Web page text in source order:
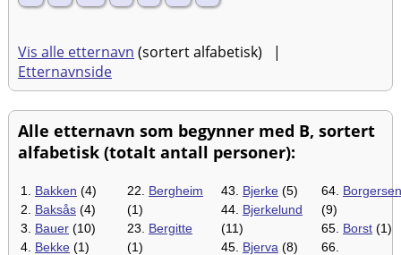
Vis alle etternavn (sortert alfabetisk) |
Etternavnside
Alle etternavn som begynner med B, sortert
alfabetisk (totalt antall personer):
1. Bakken (4)
2. Baksås (4)
3. Bauer (10)
4. Bekke (1)
22. Bergheim
(1)
23. Bergitte
(1)
43. Bjerke (5)
44. Bjerkelund
(11)
45. Bjerva (8)
64. Borgersen
(9)
65. Borst (1)
66.